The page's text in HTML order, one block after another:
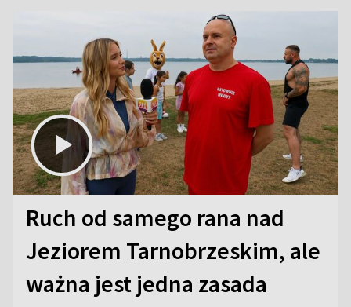
Ruch od samego rana nad
Jeziorem Tarnobrzeskim, ale
ważna jest jedna zasada